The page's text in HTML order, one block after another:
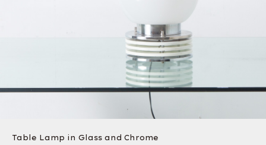
Table Lamp in Glass and Chrome